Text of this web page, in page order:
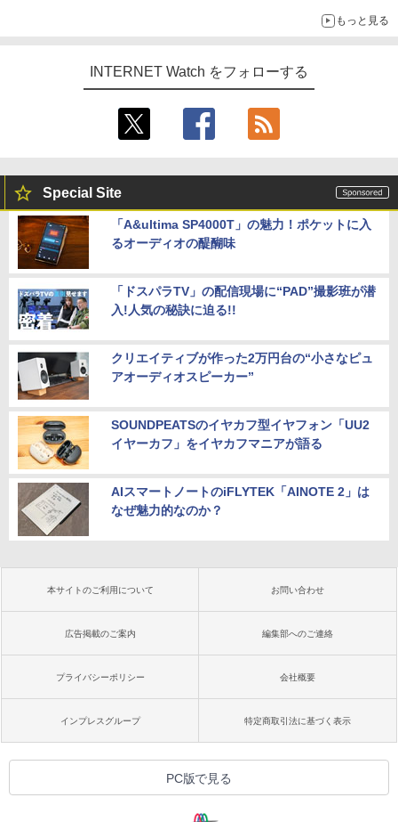
もっと見る
INTERNET Watch をフォローする
Special Site
「A&ultima SP4000T」の魅力！ポケットに入
るオーディオの醍醐味
「ドスパラTV」の配信現場に“PAD”撮影班が潜
入!人気の秘訣に迫る!!
クリエイティブが作った2万円台の“小さなピュ
アオーディオスピーカー”
SOUNDPEATSのイヤカフ型イヤフォン「UU2
イヤーカフ」をイヤカフマニアが語る
AIスマートノートのiFLYTEK「AINOTE 2」は
なぜ魅力的なのか？
本サイトのご利用について お問い合わせ
広告掲載のご案内 編集部へのご連絡
プライバシーポリシー 会社概要
インプレスグループ 特定商取引法に基づく表示
PC版で見る